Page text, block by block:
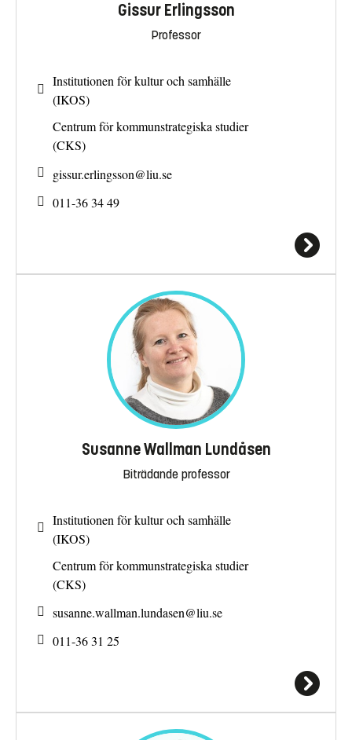
Gissur Erlingsson
Professor
Institutionen för kultur och samhälle
(IKOS)
Centrum för kommunstrategiska studier
(CKS)
gissur.erlingsson@liu.se
011-36 34 49
Susanne Wallman Lundåsen
Biträdande professor
Institutionen för kultur och samhälle
(IKOS)
Centrum för kommunstrategiska studier
(CKS)
susanne.wallman.lundasen@liu.se
011-36 31 25